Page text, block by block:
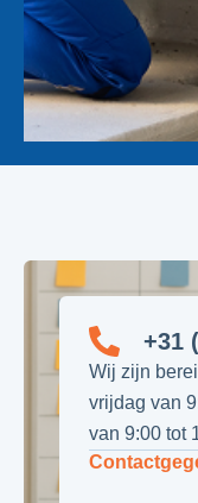
+31
Wij zijn
vrijdag van
van 9:00 tot